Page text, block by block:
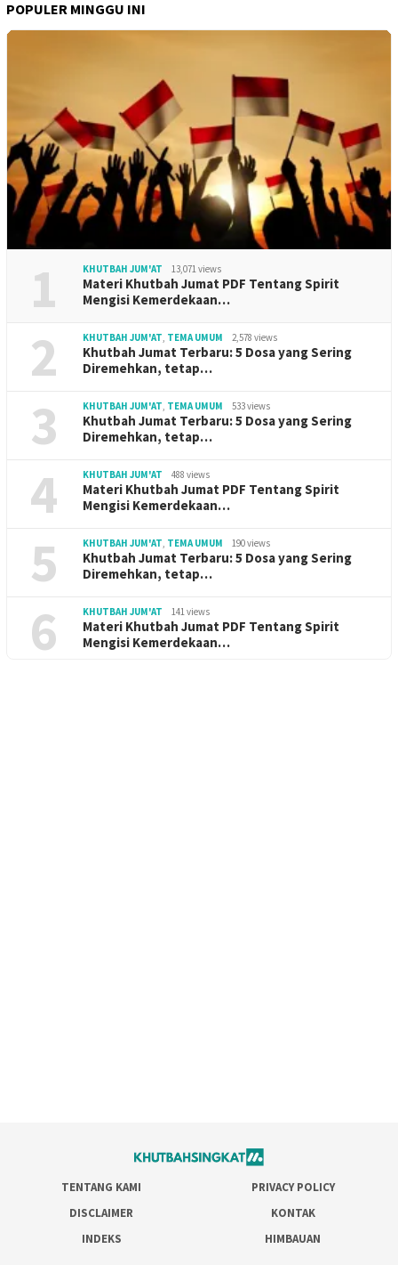
POPULER MINGGU INI
1 KHUTBAH JUM'AT 13,071 views
Materi Khutbah Jumat PDF Tentang Spirit
Mengisi Kemerdekaan…
2 KHUTBAH JUM'AT TEMA UMUM 2,578 views
Khutbah Jumat Terbaru: 5 Dosa yang Sering
Diremehkan, tetap…
3 KHUTBAH JUM'AT TEMA UMUM 533 views
Khutbah Jumat Terbaru: 5 Dosa yang Sering
Diremehkan, tetap…
4 KHUTBAH JUM'AT 488 views
Materi Khutbah Jumat PDF Tentang Spirit
Mengisi Kemerdekaan…
5 KHUTBAH JUM'AT TEMA UMUM 190 views
Khutbah Jumat Terbaru: 5 Dosa yang Sering
Diremehkan, tetap…
6 KHUTBAH JUM'AT 141 views
Materi Khutbah Jumat PDF Tentang Spirit
Mengisi Kemerdekaan…
TENTANG KAMI
PRIVACY POLICY
DISCLAIMER
KONTAK
INDEKS
HIMBAUAN